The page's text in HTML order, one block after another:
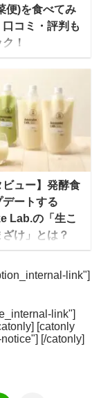
料金やお得な
おすすめのメ
いて紹介しま
になりますよね
か？まずいか？
実際に編集部が
文して食べた正
ュー・感想も掲
ます。 ※現在当
はnoshに関する
募集しておりま
食べてみた方
よろしく ...
便)を食べてみ
口コミ・評判も
！
ログ通販の老舗
が提供する、和
庭の味”をお得
で届ける宅配弁
（食事宅配）で
弁当で保管もし
養バランスを
計60種ものメ
低価格で届けて
ットで届き、1
。 ゆいこ宅配
凍弁当・宅食
配）の中では最
、「ほほえみ
ビュー】発酵食
デートする
Lab.の「生こ
ざけ」とは？
目され始めて
Lab.代表の山
にお話を伺いま
link"]
link"]
[catonly
[/catonly]